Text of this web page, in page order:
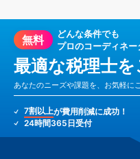
無料
どんな条件でも
プロのコーディネー
最適な税理士
あなたのニーズや課題を、お気軽に
7割以上が費用削減に成功！
24時間365日受付